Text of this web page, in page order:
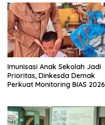
Imunisasi Anak Sekolah Jadi
Prioritas, Dinkesda Demak
Perkuat Monitoring BIAS 2026